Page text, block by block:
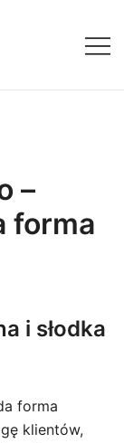
–
forma
i słodka
forma
klientów,